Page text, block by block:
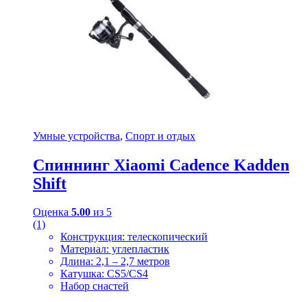
Умные устройства, Спорт и отдых
Спиннинг Xiaomi Cadence Kadden
Shift
Оценка 5.00 из 5
(1)
Конструкция: телескопический
Материал: углепластик
Длина: 2,1 – 2,7 метров
Катушка: CS5/CS4
Набор снастей